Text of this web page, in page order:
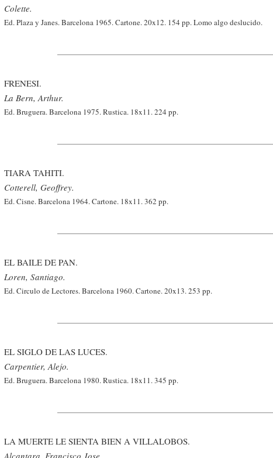
Colette.
Ed. Plaza y Janes. Barcelona 1965. Cartone. 20x12. 154 pp. Lomo algo deslucido.
FRENESI.
La Bern, Arthur.
Ed. Bruguera. Barcelona 1975. Rustica. 18x11. 224 pp.
TIARA TAHITI.
Cotterell, Geoffrey.
Ed. Cisne. Barcelona 1964. Cartone. 18x11. 362 pp.
EL BAILE DE PAN.
Loren, Santiago.
Ed. Circulo de Lectores. Barcelona 1960. Cartone. 20x13. 253 pp.
EL SIGLO DE LAS LUCES.
Carpentier, Alejo.
Ed. Bruguera. Barcelona 1980. Rustica. 18x11. 345 pp.
LA MUERTE LE SIENTA BIEN A VILLALOBOS.
Alcantara, Francisco Jose.